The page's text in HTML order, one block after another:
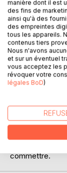
abus à détruire,
faire naître en
la mise enjeu
l'homme la
française, par
les
régime et
mystique
logique
freins
collective
leurs membres
commettre.
manière dont il est
des fins de
ainsi qu'à des
des empreintes
tous les appareils.
contenus tiers
Nous n'avons
et sur un éventuel
vous acceptez les
révoquer votre
légales BoD)